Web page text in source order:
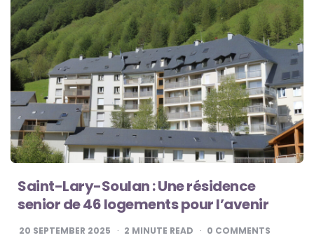
Saint-Lary-Soulan : Une résidence
senior de 46 logements pour l’avenir
20 SEPTEMBER 2025 2 MINUTE READ 0 COMMENTS